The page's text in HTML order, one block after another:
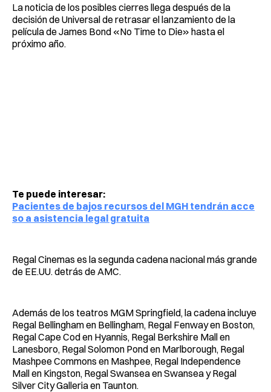
La noticia de los posibles cierres llega después de la
decisión de Universal de retrasar el lanzamiento de la
película de James Bond «No Time to Die» hasta el
próximo año.
Te puede interesar:
Pacientes de bajos recursos del MGH tendrán acce
so a asistencia legal gratuita
Regal Cinemas es la segunda cadena nacional más grande
de EE.UU. detrás de AMC.
Además de los teatros MGM Springfield, la cadena incluye
Regal Bellingham en Bellingham, Regal Fenway en Boston,
Regal Cape Cod en Hyannis, Regal Berkshire Mall en
Lanesboro, Regal Solomon Pond en Marlborough, Regal
Mashpee Commons en Mashpee, Regal Independence
Mall en Kingston, Regal Swansea en Swansea y Regal
Silver City Galleria en Taunton.